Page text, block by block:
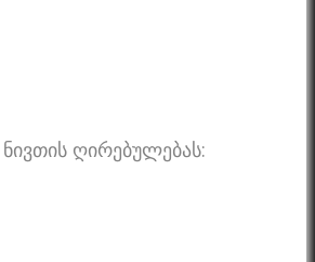
ღირებულებას: